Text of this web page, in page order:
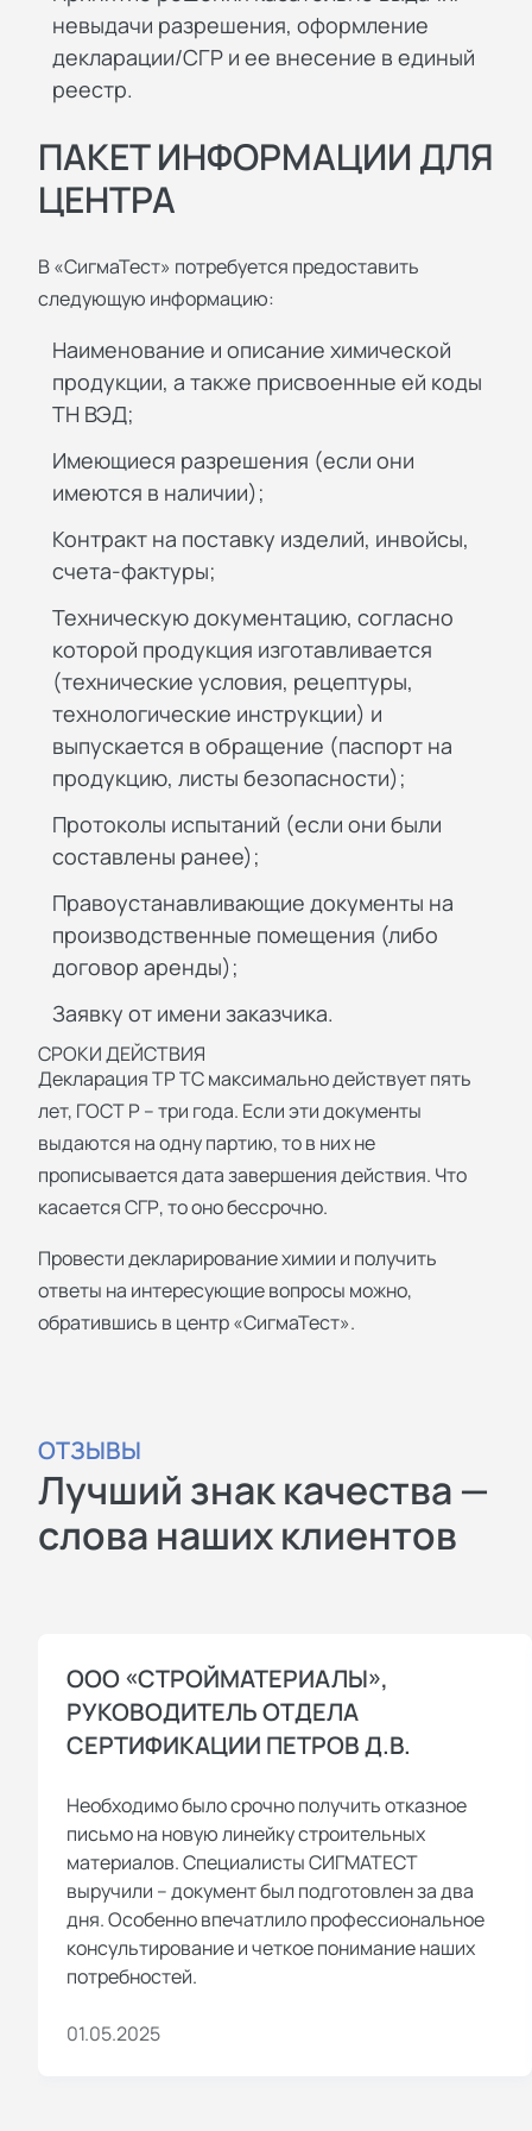
невыдачи разрешения, оформление
декларации/СГР и ее внесение в единый
реестр.
ПАКЕТ ИНФОРМАЦИИ ДЛЯ
ЦЕНТРА
В «СигмаТест» потребуется предоставить
следующую информацию:
Наименование и описание химической
продукции, а также присвоенные ей коды
ТН ВЭД;
Имеющиеся разрешения (если они
имеются в наличии);
Контракт на поставку изделий, инвойсы,
счета-фактуры;
Техническую документацию, согласно
которой продукция изготавливается
(технические условия, рецептуры,
технологические инструкции) и
выпускается в обращение (паспорт на
продукцию, листы безопасности);
Протоколы испытаний (если они были
составлены ранее);
Правоустанавливающие документы на
производственные помещения (либо
договор аренды);
Заявку от имени заказчика.
СРОКИ ДЕЙСТВИЯ
Декларация ТР ТС максимально действует пять
лет, ГОСТ Р – три года. Если эти документы
выдаются на одну партию, то в них не
прописывается дата завершения действия. Что
касается СГР, то оно бессрочно.
Провести декларирование химии и получить
ответы на интересующие вопросы можно,
обратившись в центр «СигмаТест».
ОТЗЫВЫ
Лучший знак качества —
слова наших клиентов
ООО «СТРОЙМАТЕРИАЛЫ»,
РУКОВОДИТЕЛЬ ОТДЕЛА
СЕРТИФИКАЦИИ ПЕТРОВ Д.В.
Необходимо было срочно получить отказное
письмо на новую линейку строительных
материалов. Специалисты СИГМАТЕСТ
выручили – документ был подготовлен за два
дня. Особенно впечатлило профессиональное
консультирование и четкое понимание наших
потребностей.
01.05.2025